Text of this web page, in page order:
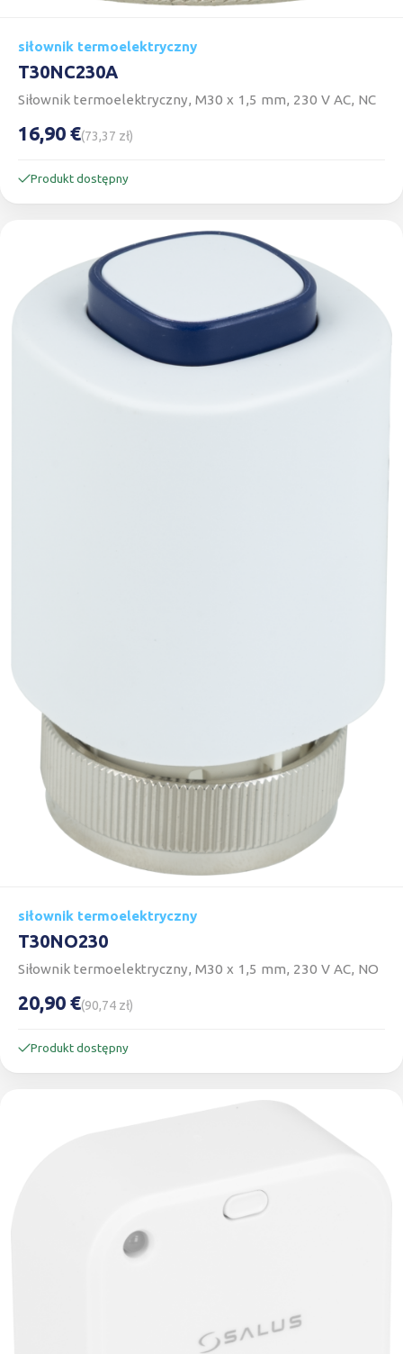
siłownik termoelektryczny
T30NC230A
Siłownik termoelektryczny, M30 x 1,5 mm, 230 V AC, NC
16,90 €(73,37 zł)
Produkt dostępny
siłownik termoelektryczny
T30NO230
Siłownik termoelektryczny, M30 x 1,5 mm, 230 V AC, NO
20,90 €(90,74 zł)
Produkt dostępny